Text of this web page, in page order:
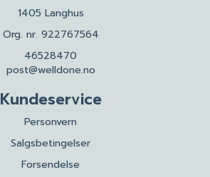
1405 Langhus
Org. nr. 922767564
46528470
post@welldone.no
Kundeservice
Personvern
Salgsbetingelser
Forsendelse